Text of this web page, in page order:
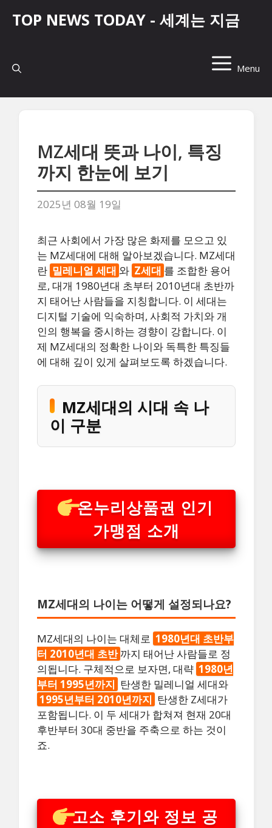
뛰
TOP NEWS TODAY - 세계는 지금
Menu
MZ세대 뜻과 나이, 특징
까지 한눈에 보기
2025년 08월 19일
최근 사회에서 가장 많은 화제를 모으고 있
는 MZ세대에 대해 알아보겠습니다. MZ세대
란 밀레니얼 세대 와 Z세대 를 조합한 용어
로, 대개 1980년대 초부터 2010년대 초반까
지 태어난 사람들을 지칭합니다. 이 세대는
디지털 기술에 익숙하며, 사회적 가치와 개
인의 행복을 중시하는 경향이 강합니다. 이
제 MZ세대의 정확한 나이와 독특한 특징들
에 대해 깊이 있게 살펴보도록 하겠습니다.
MZ세대의 시대 속 나
이 구분
온누리상품권 인기
가맹점 소개
MZ세대의 나이는 어떻게 설정되나요?
MZ세대의 나이는 대체로 1980년대 초반부
터 2010년대 초반 까지 태어난 사람들로 정
의됩니다. 구체적으로 보자면, 대략 1980년
부터 1995년까지 탄생한 밀레니얼 세대와
1995년부터 2010년까지 탄생한 Z세대가
포함됩니다. 이 두 세대가 합쳐져 현재 20대
후반부터 30대 중반을 주축으로 하는 것이
죠.
고소 후기와 정보 공